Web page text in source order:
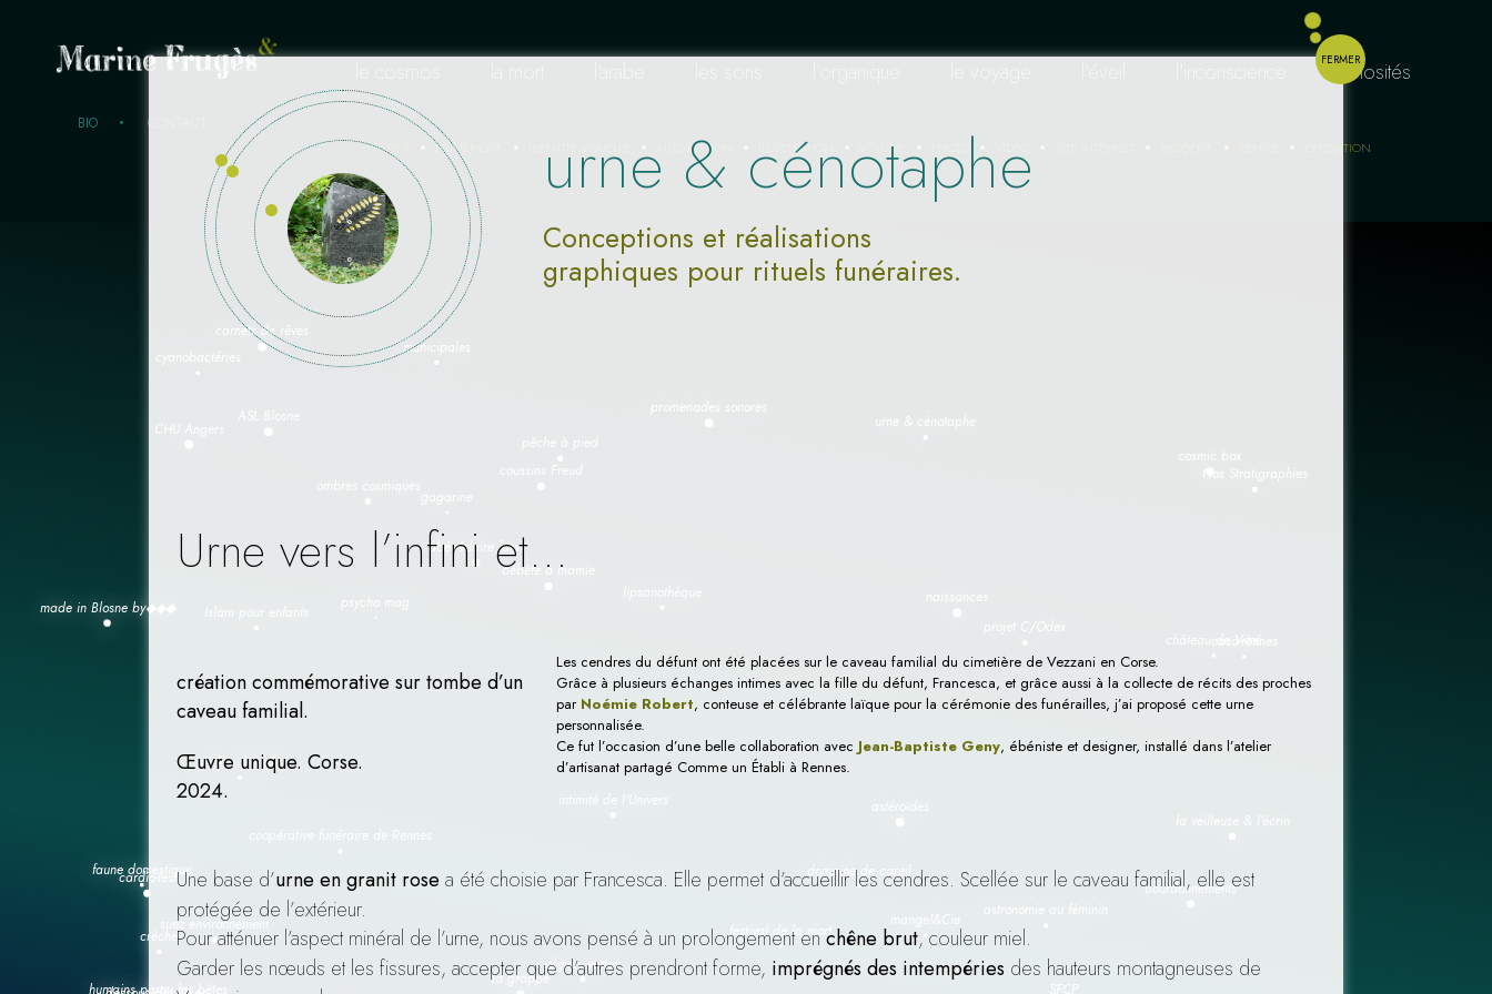
BIO CONTACT
la mort curiosités
PAPIER NUMÉRIQUE AUTO-ÉDITION ILLUSTRATION VOLUME EXPOSITION
FERMER
urne & cénotaphe
Conceptions et réalisations
graphiques pour rituels funéraires.
Urne vers l’infini et…
création commémorative sur tombe d’un
caveau familial.
Œuvre unique. Corse.
2024.
Les cendres du défunt ont été placées sur le caveau familial du cimetière de Vezzani en Corse.
Grâce à plusieurs échanges intimes avec la fille du défunt, Francesca, et grâce aussi à la collecte de récits des proches
par Noémie Robert, conteuse et célébrante laïque pour la cérémonie des funérailles, j’ai proposé cette urne
personnalisée.
Ce fut l’occasion d’une belle collaboration avec Jean-Baptiste Geny, ébéniste et designer, installé dans l’atelier
d’artisanat partagé Comme un Établi à Rennes.
Une base d’urne en granit rose a été choisie par Francesca. Elle permet d’accueillir les cendres. Scellée sur le caveau familial, elle est
protégée de l’extérieur.
Pour atténuer l’aspect minéral de l’urne, nous avons pensé à un prolongement enchêne brut, couleur miel.
Garder les nœuds et les fissures, accepter que d’autres prendront forme, imprégnés des intempéries des hauteurs montagneuses de